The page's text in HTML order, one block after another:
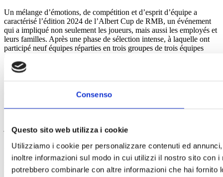
Consenso
Questo sito web utilizza i cookie
Utilizziamo i cookie per personalizzare contenuti ed
inoltre informazioni sul modo in cui utilizzi il nostro sito con
potrebbero combinarle con altre informazioni che hai
Un mélange d’émotions, de compétition et d’esprit d’équipe a
caractérisé l’édition 2024 de l’Albert Cup de RMB, un événement
qui a impliqué non seulement les joueurs, mais aussi les employés et
leurs familles. Après une phase de sélection intense, à laquelle ont
participé neuf équipes réparties en trois groupes de trois équipes
Erian / ScolariProduzione 2Ufficio Tecnico ImpiantiSereco Lors du
match décisif, les équipes Erian/Scolari et Ufficio Tecnico Impianti
qu’aux tirs au but. Au final, c’est l’Ufficio Tecnico Impianti qui a
tant que « Meilleur
joueur » et « Meilleur buteur », Luigino Bonzi en tant que «
Meilleur entraîneur » et Glisenti Giacomo en tant que « Meilleur
gardien ». Les supporters ont joué un rôle fondamental, soutenant
les équipes avec passion et enthousiasme de la première à la dernière
minute, contribuant ainsi à créer une atmosphère joyeuse et
participative. La soirée s’est terminée par une fête à laquelle ont